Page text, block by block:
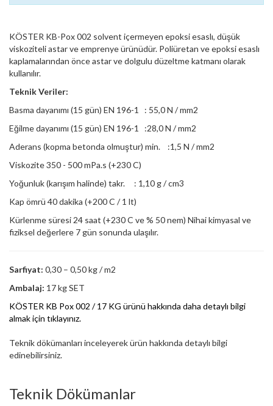
KÖSTER KB-Pox 002 solvent içermeyen epoksi esaslı, düşük
viskoziteli astar ve emprenye ürünüdür. Poliüretan ve epoksi esaslı
kaplamalarından önce astar ve dolgulu düzeltme katmanı olarak
kullanılır.
Teknik Veriler:
Basma dayanımı (15 gün) EN 196-1 : 55,0 N / mm2
Eğilme dayanımı (15 gün) EN 196-1 :28,0 N / mm2
Aderans (kopma betonda olmuştur) min. :1,5 N / mm2
Viskozite 350 - 500 mPa.s (+230 C)
Yoğunluk (karışım halinde) takr. : 1,10 g / cm3
Kap ömrü 40 dakika (+200 C / 1 lt)
Kürlenme süresi 24 saat (+230 C ve % 50 nem) Nihai kimyasal ve
fiziksel değerlere 7 gün sonunda ulaşılır.
Sarfiyat: 0,30 – 0,50 kg / m2
Ambalaj: 17 kg SET
KÖSTER KB Pox 002 / 17 KG ürünü hakkında daha detaylı bilgi
almak için tıklayınız.
Teknik dökümanları inceleyerek ürün hakkında detaylı bilgi
edinebilirsiniz.
Teknik Dökümanlar